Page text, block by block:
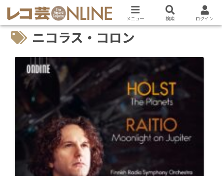
ニコラス・コロン
メニュー 検索 ログイン